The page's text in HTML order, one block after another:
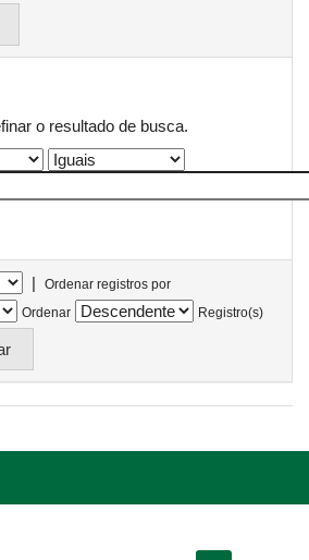
o resultado de busca.
|
Ordenar registros por
Ordenar
Registro(s)